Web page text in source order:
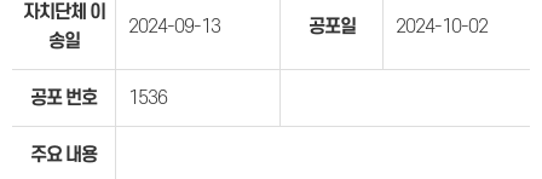
자치단체 이
송일
2024-09-13 공포일 2024-10-02
공포 번호 1536
주요 내용